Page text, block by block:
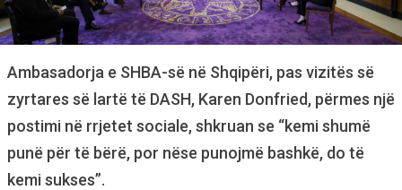
Ambasadorja e SHBA-së në Shqipëri, pas vizitës së
zyrtares së lartë të DASH, Karen Donfried, përmes një
postimi në rrjetet sociale, shkruan se “kemi shumë
punë për të bërë, por nëse punojmë bashkë, do të
kemi sukses”.